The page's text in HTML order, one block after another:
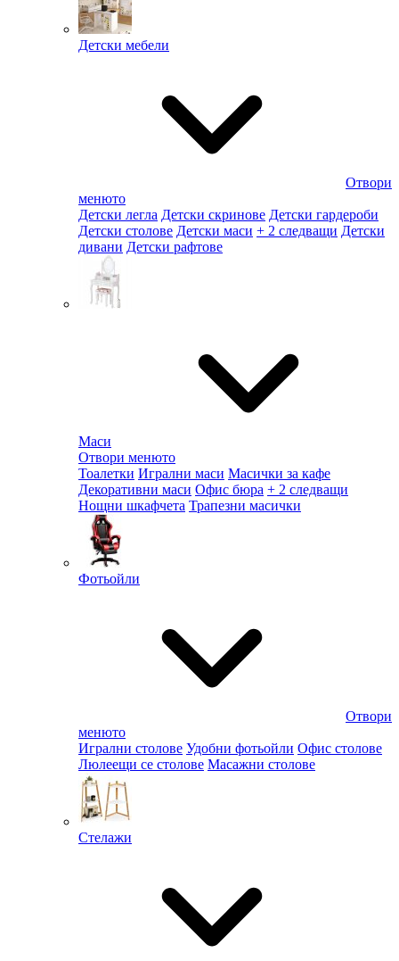
Детски мебели
Отвори
менюто
Детски легла Детски скринове Детски гардероби
Детски столове Детски маси + 2 следващи Детски
дивани Детски рафтове
Маси
Отвори менюто
Тоалетки Игрални маси Масички за кафе
Декоративни маси Офис бюра + 2 следващи
Нощни шкафчета Трапезни масички
Фотьойли
Отвори
менюто
Игрални столове Удобни фотьойли Офис столове
Люлеещи се столове Масажни столове
Стелажи